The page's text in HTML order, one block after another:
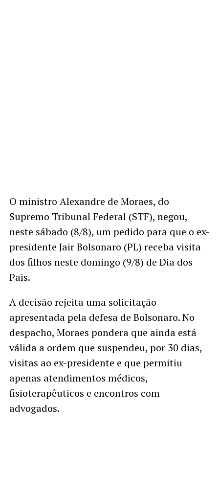
O ministro Alexandre de Moraes, do
Supremo Tribunal Federal (STF), negou,
neste sábado (8/8), um pedido para que o ex-
presidente Jair Bolsonaro (PL) receba visita
dos filhos neste domingo (9/8) de Dia dos
Pais.
A decisão rejeita uma solicitação
apresentada pela defesa de Bolsonaro. No
despacho, Moraes pondera que ainda está
válida a ordem que suspendeu, por 30 dias,
visitas ao ex-presidente e que permitiu
apenas atendimentos médicos,
fisioterapêuticos e encontros com
advogados.